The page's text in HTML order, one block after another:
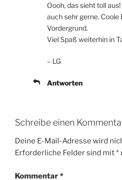
Oooh, das sieht toll
auch sehr gerne.
Vordergrund.
Viel Spaß weiterhin in
– LG
Antworten
Schreibe einen
Deine E-Mail-Adresse wird
Erforderliche Felder sind mit*
Kommentar*